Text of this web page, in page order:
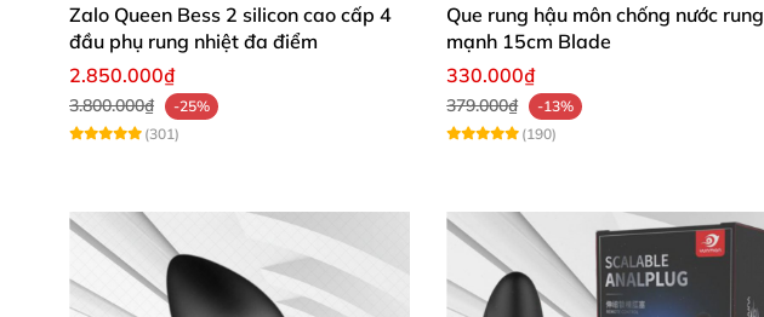
Zalo Queen Bess 2 silicon cao cấp 4
đầu phụ rung nhiệt đa điểm
2.850.000₫
3.800.000₫
-25%
(301)
Que rung hậu môn chống nước rung
mạnh 15cm Blade
330.000₫
379.000₫
-13%
(190)